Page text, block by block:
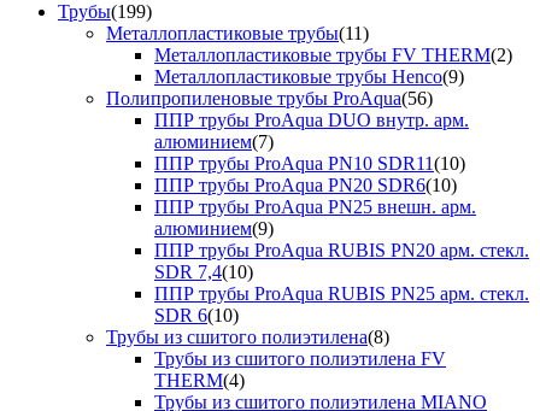
Трубы(199)
Металлопластиковые трубы(11)
Металлопластиковые трубы FV THERM(2)
Металлопластиковые трубы Henco(9)
Полипропиленовые трубы ProAqua(56)
ППР трубы ProAqua DUO внутр. арм.
алюминием(7)
ППР трубы ProAqua PN10 SDR11(10)
ППР трубы ProAqua PN20 SDR6(10)
ППР трубы ProAqua PN25 внешн. арм.
алюминием(9)
ППР трубы ProAqua RUBIS PN20 арм. стекл.
SDR 7,4(10)
ППР трубы ProAqua RUBIS PN25 арм. стекл.
SDR 6(10)
Трубы из сшитого полиэтилена(8)
Трубы из сшитого полиэтилена FV
THERM(4)
Трубы из сшитого полиэтилена MIANO